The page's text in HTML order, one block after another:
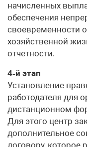
начисленных
обеспечения
своевременности
хозяйственной
отчетности.
4‑й этап
Установление
работодателя для
дистанционном
Для этого центр
дополнительное
договору, которое